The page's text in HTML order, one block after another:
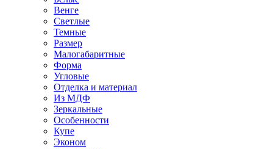
Венге
Светлые
Темные
Размер
Малогабаритные
Форма
Угловые
Отделка и материал
Из МДФ
Зеркальные
Особенности
Купе
Эконом